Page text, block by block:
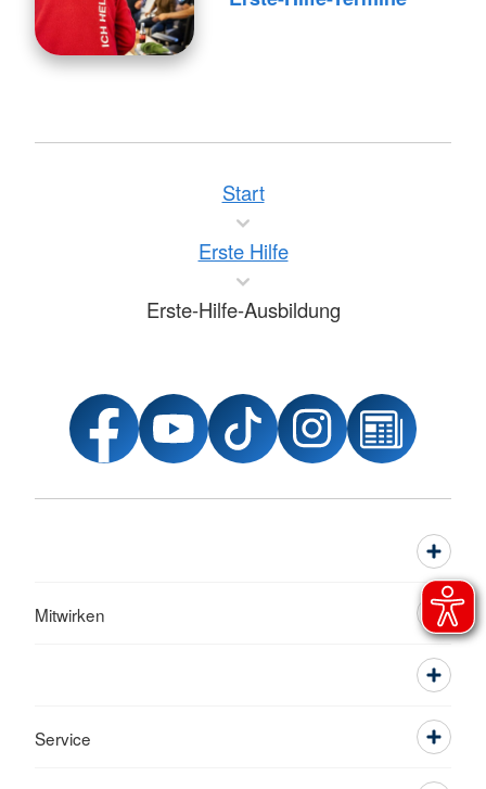
Start
Erste Hilfe
Erste-Hilfe-Ausbildung
Mitwirken
Service